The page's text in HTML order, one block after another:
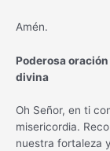
Amén.
Poderosa
divina
Oh Señor, en ti
misericordia.
nuestra fortaleza